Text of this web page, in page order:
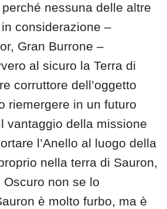
nessuna delle altre
considerazione –
Gran Burrone –
al sicuro la Terra di
corruttore dell’oggetto
riemergere in un futuro
vantaggio della missione
l’Anello al luogo della
nella terra di Sauron,
non se lo
è molto furbo, ma è